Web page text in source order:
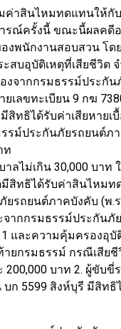
ค่าสินไหมทดแทนให้กั
ารณ์ครั้งนี้ ขณะนี้ผลคดี
งพนักงานสอบสวน โด
สบอุบัติเหตุที่เสียชีวิต
งจากกรมธรรม์ประกัน
เลขทะเบียน 9 กฆ
สิทธิได้รับค่าเสียหายเ
รม์ประกันภัยรถยนต์ภ
ท
ลไม่เกิน 30,000 บาท
มีสิทธิได้รับค่าสินไหมท
ยรถยนต์ภาคบังคับ (พ.
จากกรมธรรม์ประกันภั
1 และความคุ้มครองอุ
ยกรมธรรม์ กรณีเสียชี
บาท 2. ผู้ขับขี่
บก 5599 สิงห์บุรี มีสิทธิ